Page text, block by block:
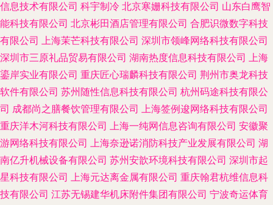
信息技术有限公司 科宇制冷 北京寒姗科技有限公司 山东白鹰智
能科技有限公司 北京彬田酒店管理有限公司 合肥识微数字科技
有限公司 上海茉芒科技有限公司 深圳市领峰网络科技有限公司
深圳市三原礼品贸易有限公司 湖南热度信息科技有限公司 上海
鎏岸实业有限公司 重庆匠心瑞麟科技有限公司 荆州市奥龙科技
软件有限公司 苏州随性信息科技有限公司 杭州码途科技有限公
司 成都尚之膳餐饮管理有限公司 上海签例逡网络科技有限公司
重庆洋木河科技有限公司 上海一纯网信息咨询有限公司 安徽聚
游网络科技有限公司 上海奈逊诺消防科技产业发展有限公司 湖
南亿升机械设备有限公司 苏州安歆环境科技有限公司 深圳市起
星科技有限公司 上海元达离金属有限公司 重庆翰君杭维信息科
技有限公司 江苏无锡建华机床附件集团有限公司 宁波奇运体育